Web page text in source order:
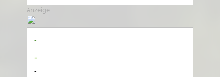
Anzeige
-
-
-